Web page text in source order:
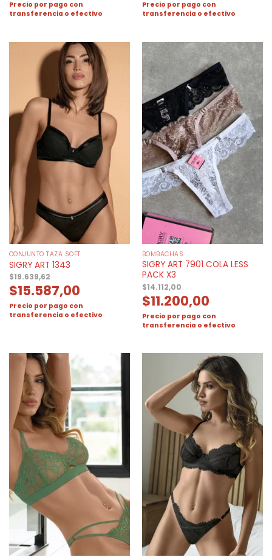
Precio por pago con
transferencia o efectivo
Precio por pago con
transferencia o efectivo
CONJUNTO TAZA SOFT
SIGRY ART 1343
$19.639,62
$15.587,00
Precio por pago con
transferencia o efectivo
BOMBACHAS
SIGRY ART 7901 COLA LESS
PACK X3
$14.112,00
$11.200,00
Precio por pago con
transferencia o efectivo